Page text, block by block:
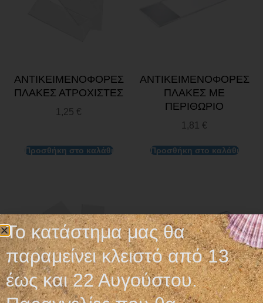
ΑΝΤΙΚΕΙΜΕΝΟΦΟΡΕΣ
ΠΛΑΚΕΣ ΑΤΡΟΧΙΣΤΕΣ
1,25 €
Προσθήκη στο καλάθι
ΑΝΤΙΚΕΙΜΕΝΟΦΟΡΕΣ
ΠΛΑΚΕΣ ΜΕ
ΠΕΡΙΘΩΡΙΟ
1,81 €
Προσθήκη στο καλάθι
Το κατάστημα μας θα
παραμείνει κλειστό από 13
έως και 22 Αυγούστου.